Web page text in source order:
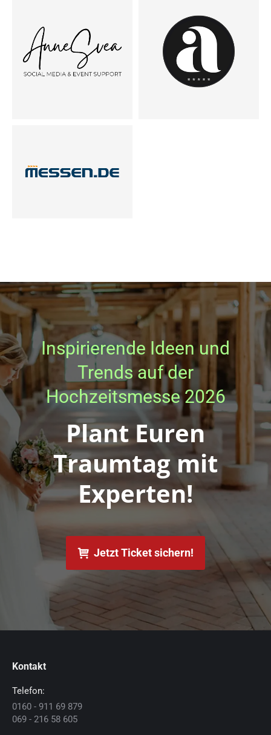
Inspirierende Ideen und
Trends auf der
Hochzeitsmesse 2026
Plant Euren
Traumtag mit
Experten!
Jetzt Ticket sichern!
Kontakt
Telefon:
0160 - 911 69 879
069 - 216 58 605